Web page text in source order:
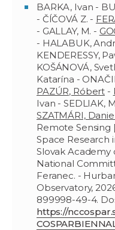
BARKA, Ivan -
- ČÍČOVÁ Z. -
- GALLAY, M. -
- HALABUK,
KENDERESSY,
KOŠÁNOVÁ,
Katarína -
PAZÚR, Róbert -
Ivan - SEDLIAK,
SZATMÁRI,
Remote Sensing
Space Research
Slovak Academy
National
Feranec. -
Observatory,
899998-49-4.
https://